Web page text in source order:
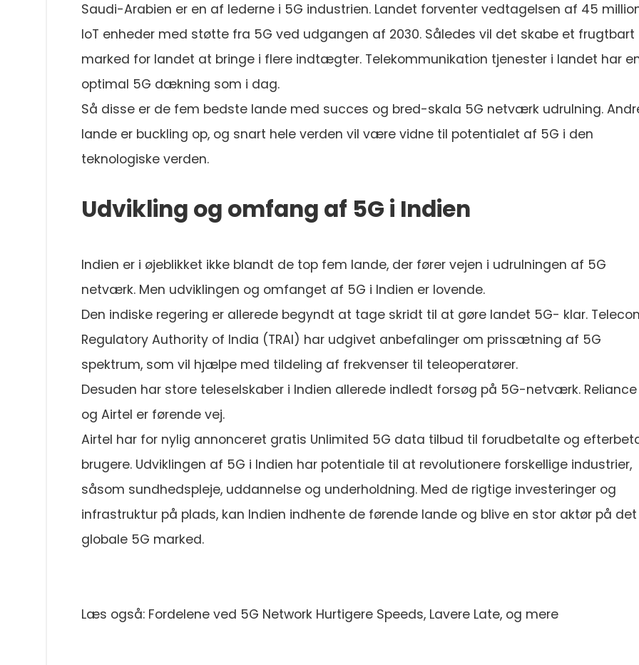
Saudi-Arabien er en af lederne i 5G industrien. Landet forventer vedtagelsen af 45
IoT enheder med støtte fra 5G ved udgangen af 2030. Således vil det skabe et frugtbart
marked for landet at bringe i flere indtægter. Telekommunikation tjenester i landet har
optimal 5G dækning som i dag.
Så disse er de fem bedste lande med succes og bred-skala 5G netværk udrulning.
lande er buckling op, og snart hele verden vil være vidne til potentialet af 5G i den
teknologiske verden.
Udvikling og omfang af 5G i Indien
Indien er i øjeblikket ikke blandt de top fem lande, der fører vejen i udrulningen af 5G
netværk. Men udviklingen og omfanget af 5G i Indien er lovende.
Den indiske regering er allerede begyndt at tage skridt til at gøre landet 5G- klar.
Regulatory Authority of India (TRAI) har udgivet anbefalinger om prissætning af 5G
spektrum, som vil hjælpe med tildeling af frekvenser til teleoperatører.
Desuden har store teleselskaber i Indien allerede indledt forsøg på 5G-netværk.
og Airtel er førende vej.
Airtel har for nylig annonceret gratis Unlimited 5G data tilbud til forudbetalte og
brugere. Udviklingen af 5G i Indien har potentiale til at revolutionere forskellige industrier,
såsom sundhedspleje, uddannelse og underholdning. Med de rigtige investeringer og
infrastruktur på plads, kan Indien indhente de førende lande og blive en stor aktør på det
globale 5G marked.
Læs også: Fordelene ved 5G Network Hurtigere Speeds, Lavere Late, og mere